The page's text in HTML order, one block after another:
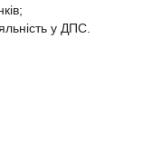
у ДПС.